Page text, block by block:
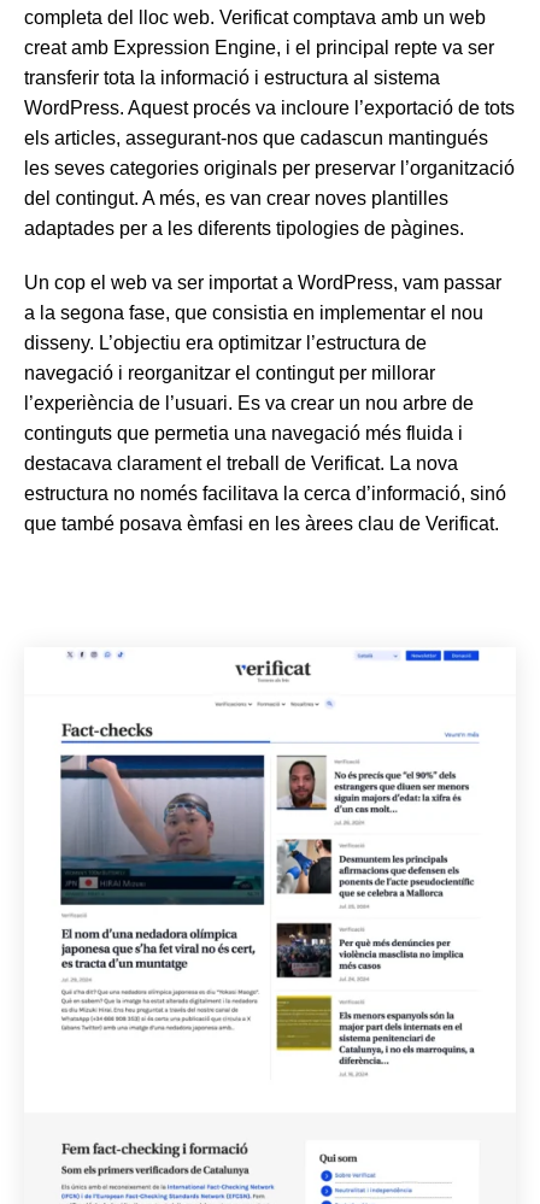
completa del lloc web. Verificat comptava amb un web
creat amb Expression Engine, i el principal repte va ser
transferir tota la informació i estructura al sistema
WordPress. Aquest procés va incloure l’exportació de tots
els articles, assegurant-nos que cadascun mantingués
les seves categories originals per preservar l’organització
del contingut. A més, es van crear noves plantilles
adaptades per a les diferents tipologies de pàgines.
Un cop el web va ser importat a WordPress, vam passar
a la segona fase, que consistia en implementar el nou
disseny. L’objectiu era optimitzar l’estructura de
navegació i reorganitzar el contingut per millorar
l’experiència de l’usuari. Es va crear un nou arbre de
continguts que permetia una navegació més fluida i
destacava clarament el treball de Verificat. La nova
estructura no només facilitava la cerca d’informació, sinó
que també posava èmfasi en les àrees clau de Verificat.